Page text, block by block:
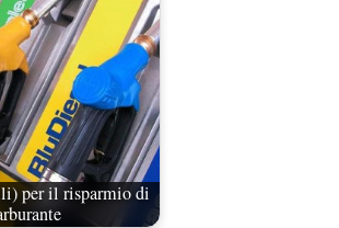
per il risparmio di